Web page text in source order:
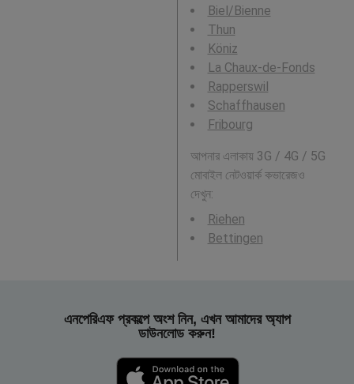
Biel/Bienne
Thun
Köniz
La Chaux-de-Fonds
Rapperswil
Schaffhausen
Fribourg
আপনার এলাকায় 3G / 4G / 5G
মোবাইল নেটওয়ার্ক কভারেজও
দেখুন:
Riehen
Bettingen
এনপেরিএফ প্রকল্পে অংশ নিন, এখন আমাদের অ্যাপ
ডাউনলোড করুন!